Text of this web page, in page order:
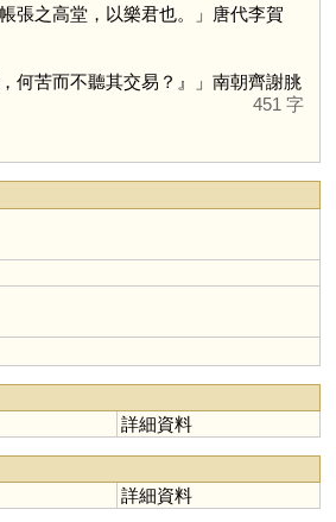
張之高堂，以樂君也。」唐代李賀
何苦而不聽其交易？』」南朝齊謝朓
451 字
詳細資料
詳細資料